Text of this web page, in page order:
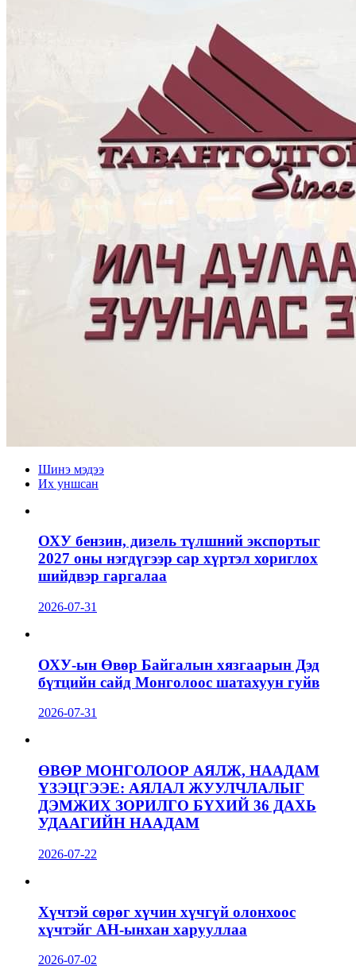
Шинэ мэдээ
Их уншсан
ОХУ бензин, дизель түлшний экспортыг
2027 оны нэгдүгээр сар хүртэл хориглох
шийдвэр гаргалаа
2026-07-31
ОХУ-ын Өвөр Байгалын хязгаарын Дэд
бүтцийн сайд Монголоос шатахуун гуйв
2026-07-31
ӨВӨР МОНГОЛООР АЯЛЖ, НААДАМ
ҮЗЭЦГЭЭЕ: АЯЛАЛ ЖУУЛЧЛАЛЫГ
ДЭМЖИХ ЗОРИЛГО БҮХИЙ 36 ДАХЬ
УДААГИЙН НААДАМ
2026-07-22
Хүчтэй сөрөг хүчин хүчгүй олонхоос
хүчтэйг АН-ынхан харууллаа
2026-07-02